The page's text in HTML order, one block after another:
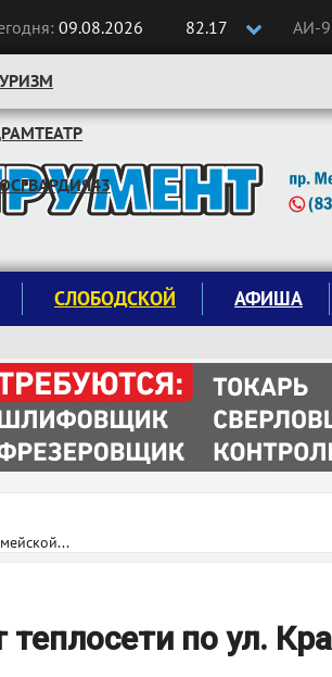
09.08.2026 82.17 АИ-
СЛОБОДСКОЙ АФИША
по ул.